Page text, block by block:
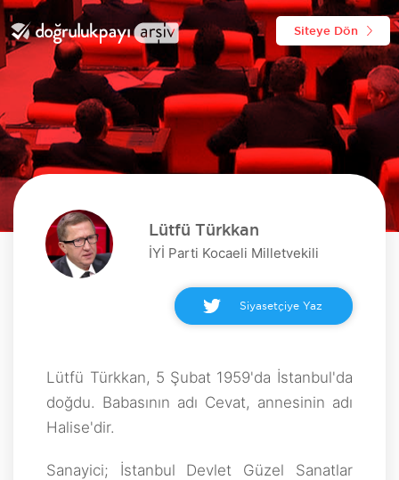
Siteye Dön
Lütfü Türkkan
İYİ Parti Kocaeli Milletvekili
Siyasetçiye Yaz
Lütfü Türkkan, 5 Şubat 1959'da İstanbul'da
doğdu. Babasının adı Cevat, annesinin adı
Halise'dir.
Sanayici; İstanbul Devlet Güzel Sanatlar